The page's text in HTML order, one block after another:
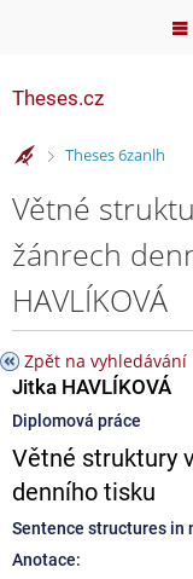
Theses.cz
>
Theses 6zanlh
Větné
žánrech
HAVLÍKOVÁ
Zpět na vyhledávání
Jitka HAVLÍKOVÁ
Diplomová práce
Větné struktury
denního tisku
Sentence structures in
Anotace: